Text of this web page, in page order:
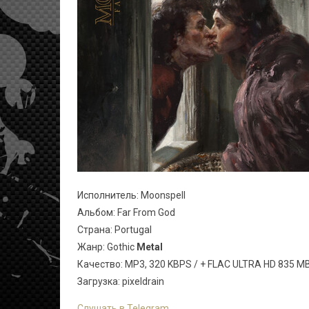
Исполнитель: Moonspell
Альбом: Far From God
Страна: Portugal
Жанр: Gothic Metal
Качество: MP3, 320 KBPS / + FLAC ULTRA HD 835
Загрузка: pixeldrain